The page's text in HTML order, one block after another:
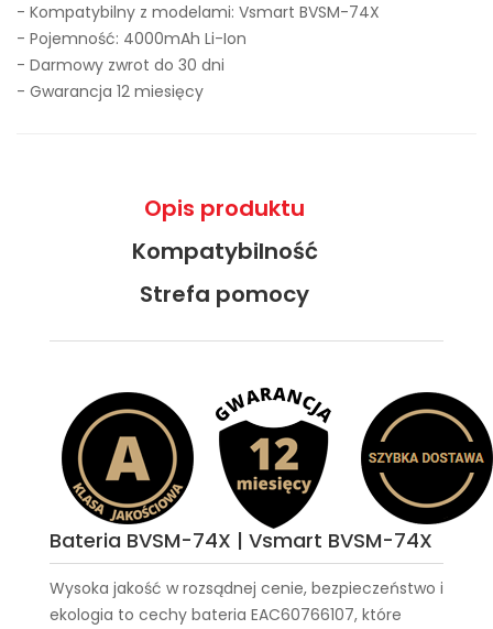
- Kompatybilny z modelami: Vsmart BVSM-74X
- Pojemność: 4000mAh Li-Ion
- Darmowy zwrot do 30 dni
- Gwarancja 12 miesięcy
Opis produktu
Kompatybilność
Strefa pomocy
Bateria BVSM-74X | Vsmart BVSM-74X
Wysoka jakość w rozsądnej cenie, bezpieczeństwo i
ekologia to cechy bateria EAC60766107, które